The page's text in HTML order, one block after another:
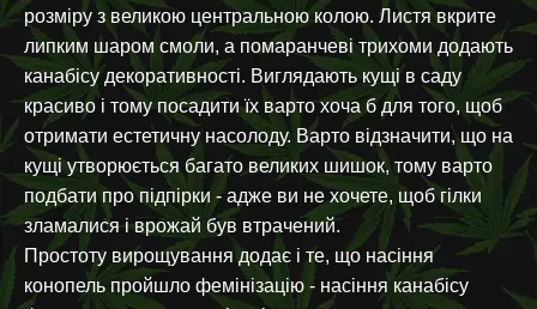
розміру з великою центральною колою. Листя вкрите
липким шаром смоли, а помаранчеві трихоми додають
канабісу декоративності. Виглядають кущі в саду
красиво і тому посадити їх варто хоча б для того, щоб
отримати естетичну насолоду. Варто відзначити, що на
кущі утворюється багато великих шишок, тому варто
подбати про підпірки - адже ви не хочете, щоб гілки
зламалися і врожай був втрачений.
Простоту вирощування додає і те, що насіння
конопель пройшло фемінізацію - насіння канабісу